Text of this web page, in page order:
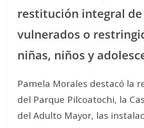
restitución integral
vulnerados o
niñas, niños y
Pamela Morales destacó la
del Parque Pilcoatochi, la
del Adulto Mayor, las